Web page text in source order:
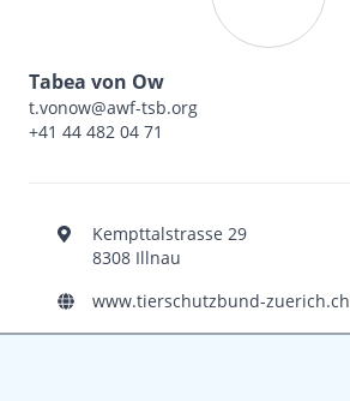
Tabea von Ow
t.vonow@awf-tsb.org
+41 44 482 04 71
Kempttalstrasse 29
8308 Illnau
www.tierschutzbund-zuerich.ch